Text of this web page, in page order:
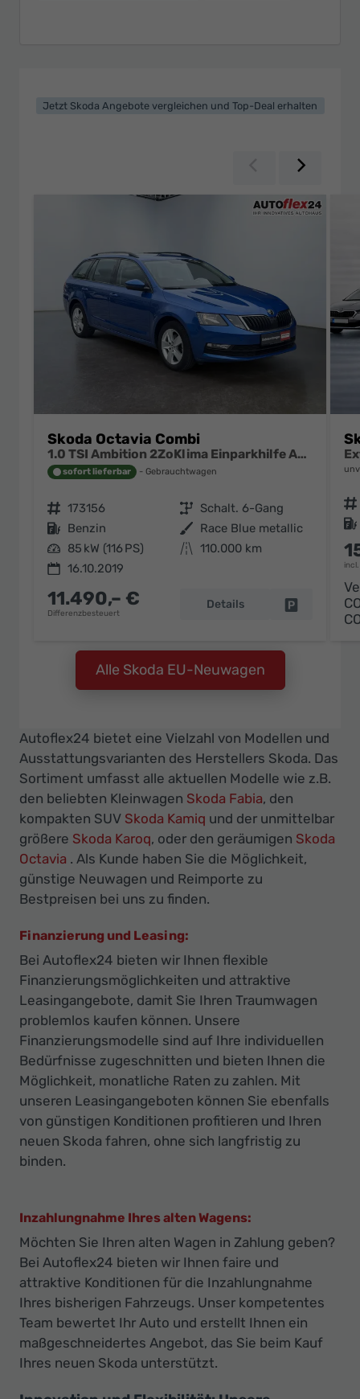
Jetzt Skoda Angebote vergleichen und Top-Deal erhalten
Zurück
Skoda Octavia Combi
1.0 TSI Ambition 2ZoKlima Einparkhilfe Audio Swing
sofort lieferbar Gebrauchtwagen
Fahrzeugnr. 173156 Getriebe Schalt. 6-Gang
Kraftstoff Benzin Außenfarbe Race Blue metallic
Leistung 85 kW (116 PS) Kilometerstand 110.000 km
16.10.2019
11.490,– €
Differenzbesteuert
Details Fahrzeug
Fahrzeugnr.
Kraftstoff
Alle Skoda EU-Neuwagen
Autoflex24 bietet eine Vielzahl von Modellen und
Ausstattungsvarianten des Herstellers Skoda. Das
Sortiment umfasst alle aktuellen Modelle wie z.B.
den beliebten Kleinwagen Skoda Fabia, den
kompakten SUV Skoda Kamiq und der unmittelbar
größere Skoda Karoq, oder den geräumigen Skoda
Octavia . Als Kunde haben Sie die Möglichkeit,
günstige Neuwagen und Reimporte zu
Bestpreisen bei uns zu finden.
Finanzierung und Leasing:
Bei Autoflex24 bieten wir Ihnen flexible
Finanzierungsmöglichkeiten und attraktive
Leasingangebote, damit Sie Ihren Traumwagen
problemlos kaufen können. Unsere
Finanzierungsmodelle sind auf Ihre individuellen
Bedürfnisse zugeschnitten und bieten Ihnen die
Möglichkeit, monatliche Raten zu zahlen. Mit
unseren Leasingangeboten können Sie ebenfalls
von günstigen Konditionen profitieren und Ihren
neuen Skoda fahren, ohne sich langfristig zu
binden.
Inzahlungnahme Ihres alten Wagens:
Möchten Sie Ihren alten Wagen in Zahlung geben?
Bei Autoflex24 bieten wir Ihnen faire und
attraktive Konditionen für die Inzahlungnahme
Ihres bisherigen Fahrzeugs. Unser kompetentes
Team bewertet Ihr Auto und erstellt Ihnen ein
maßgeschneidertes Angebot, das Sie beim Kauf
Ihres neuen Skoda unterstützt.